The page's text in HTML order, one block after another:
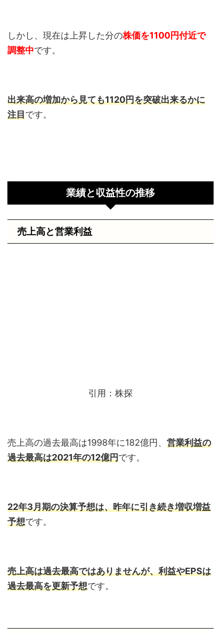
しかし、現在は上昇した分の株価を1100円付近で
調整中です。
出来高の増加から見ても1120円を突破出来るかに
注目です。
業績と収益性の推移
売上高と営業利益
引用：株探
売上高の過去最高は1998年に182億円、 営業利益の
過去最高は2021年の12億円です。
22年3月期の決算予想は、昨年に引き続き増収増益
予想です。
売上高は過去最高ではありませんが、利益やEPSは
過去最高を更新予想です。